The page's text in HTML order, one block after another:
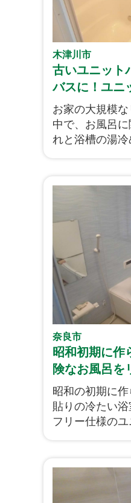
木津川市
古いユニット
バスに！ユニ
です！
お家の大規模
中で、お風呂
れと浴槽の湯
奈良市
昭和初期に作
険なお風呂を
す！
昭和の初期に
貼りの冷たい
フリー仕様の
の工事になり
差のない安全
す。